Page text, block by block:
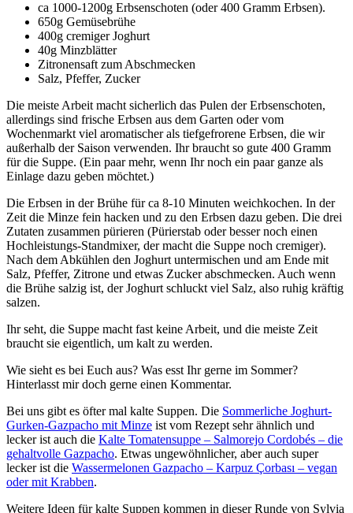
ca 1000-1200g Erbsenschoten (oder 400 Gramm Erbsen).
650g Gemüsebrühe
400g cremiger Joghurt
40g Minzblätter
Zitronensaft zum Abschmecken
Salz, Pfeffer, Zucker
Die meiste Arbeit macht sicherlich das Pulen der Erbsenschoten,
allerdings sind frische Erbsen aus dem Garten oder vom
Wochenmarkt viel aromatischer als tiefgefrorene Erbsen, die wir
außerhalb der Saison verwenden. Ihr braucht so gute 400 Gramm
für die Suppe. (Ein paar mehr, wenn Ihr noch ein paar ganze als
Einlage dazu geben möchtet.)
Die Erbsen in der Brühe für ca 8-10 Minuten weichkochen. In der
Zeit die Minze fein hacken und zu den Erbsen dazu geben. Die drei
Zutaten zusammen pürieren (Pürierstab oder besser noch einen
Hochleistungs-Standmixer, der macht die Suppe noch cremiger).
Nach dem Abkühlen den Joghurt untermischen und am Ende mit
Salz, Pfeffer, Zitrone und etwas Zucker abschmecken. Auch wenn
die Brühe salzig ist, der Joghurt schluckt viel Salz, also ruhig kräftig
salzen.
Ihr seht, die Suppe macht fast keine Arbeit, und die meiste Zeit
braucht sie eigentlich, um kalt zu werden.
Wie sieht es bei Euch aus? Was esst Ihr gerne im Sommer?
Hinterlasst mir doch gerne einen Kommentar.
Bei uns gibt es öfter mal kalte Suppen. Die Sommerliche Joghurt-
Gurken-Gazpacho mit Minze ist vom Rezept sehr ähnlich und
lecker ist auch die Kalte Tomatensuppe – Salmorejo Cordobés – die
gehaltvolle Gazpacho. Etwas ungewöhnlicher, aber auch super
lecker ist die Wassermelonen Gazpacho – Karpuz Çorbası – vegan
oder mit Krabben.
Weitere Ideen für kalte Suppen kommen in dieser Runde von Sylvia